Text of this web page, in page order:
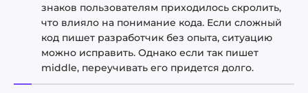
знаков пользователям приходилось скролить,
что влияло на понимание кода. Если сложный
код пишет разработчик без опыта, ситуацию
можно исправить. Однако если так пишет
middle, переучивать его придется долго.